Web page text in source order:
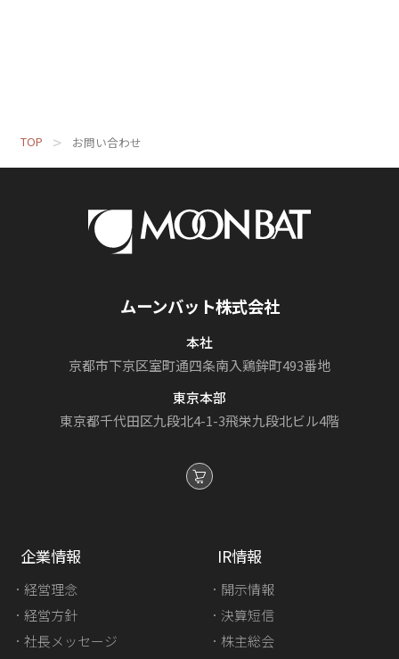
【夏期休暇期間】2026年8月8日(土)から8
月17日(月)
お客様各位には、何かと御迷惑、並びにご不便
をお掛けいたしますが、何卒ご了承くださいま
すようお願い申し上げます。
商品の故障・修理に関するご依頼・ご相談
をご一読ください
こちらをご一読ください。
【 ご注意とお願い 】
ムーンバットをご利用いただきありがとうござ
います。
ご購入後の商品に関するお問い合わせの際は下
記の項目をお知らせくださいませ。
TOP お問い合わせ
ムーンバット株式会社
本社
京都市下京区室町通四条南入鶏鉾町493番地
東京本部
東京都千代田区九段北4-1-3飛栄九段北ビル4階
企業情報
経営理念
経営方針
社長メッセージ
IR情報
開示情報
決算短信
株主総会